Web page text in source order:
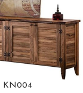
KN004